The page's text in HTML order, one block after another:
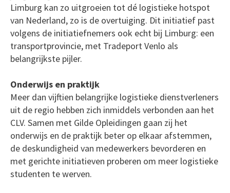
Limburg kan zo uitgroeien tot dé logistieke hotspot
van Nederland, zo is de overtuiging. Dit initiatief past
volgens de initiatiefnemers ook echt bij Limburg: een
transportprovincie, met Tradeport Venlo als
belangrijkste pijler.
Onderwijs en praktijk
Meer dan vijftien belangrijke logistieke dienstverleners
uit de regio hebben zich inmiddels verbonden aan het
CLV. Samen met Gilde Opleidingen gaan zij het
onderwijs en de praktijk beter op elkaar afstemmen,
de deskundigheid van medewerkers bevorderen en
met gerichte initiatieven proberen om meer logistieke
studenten te werven.